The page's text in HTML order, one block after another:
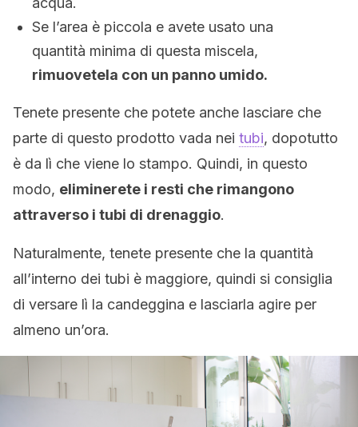
Se l’area è piccola e avete usato una
quantità minima di questa miscela,
rimuovetela con un panno umido.
Tenete presente che potete anche lasciare che
parte di questo prodotto vada nei tubi, dopotutto
è da lì che viene lo stampo. Quindi, in questo
modo, eliminerete i resti che rimangono
attraverso i tubi di drenaggio.
Naturalmente, tenete presente che la quantità
all’interno dei tubi è maggiore, quindi si consiglia
di versare lì la candeggina e lasciarla agire per
almeno un’ora.